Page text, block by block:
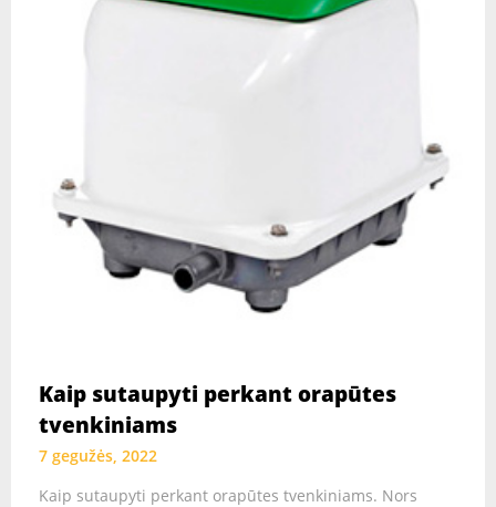
Kaip sutaupyti perkant orapūtes
tvenkiniams
7 gegužės, 2022
Kaip sutaupyti perkant orapūtes tvenkiniams. Nors